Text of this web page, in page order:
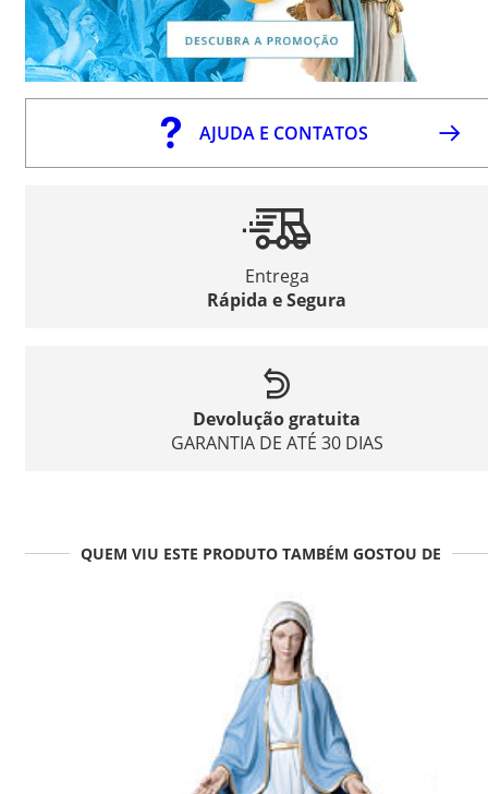
AJUDA E CONTATOS
Entrega
Rápida e Segura
Devolução gratuita
GARANTIA DE ATÉ 30 DIAS
QUEM VIU ESTE PRODUTO TAMBÉM GOSTOU DE